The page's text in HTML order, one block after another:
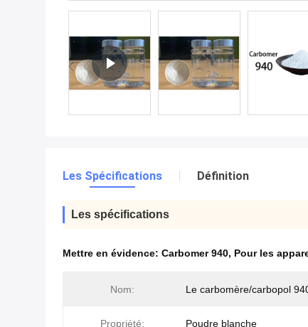
Les Spécifications Définition
Les spécifications
Mettre en évidence: Carbomer 940, Pour les
Nom: Le carbomère/carbopol
Propriété: Poudre blanche